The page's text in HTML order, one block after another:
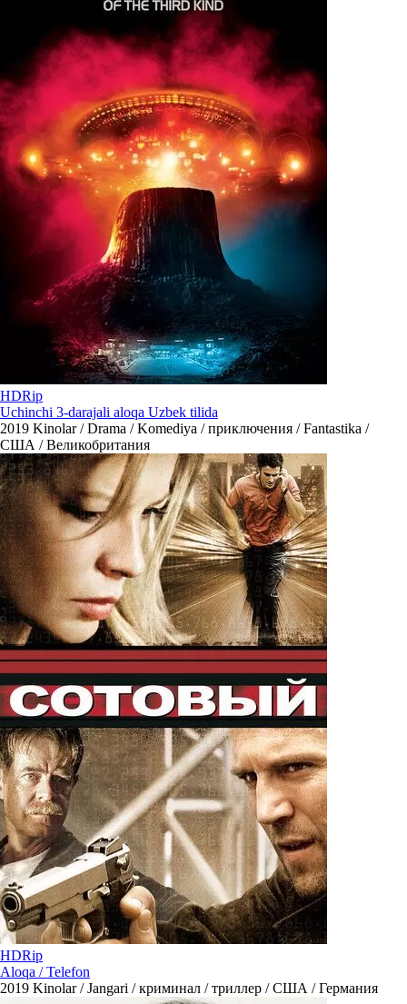
HDRip
Uchinchi 3-darajali aloqa Uzbek tilida
2019 Kinolar / Drama / Komediya / приключения / Fantastika /
США / Великобритания
HDRip
Aloqa / Telefon
2019 Kinolar / Jangari / криминал / триллер / США / Германия